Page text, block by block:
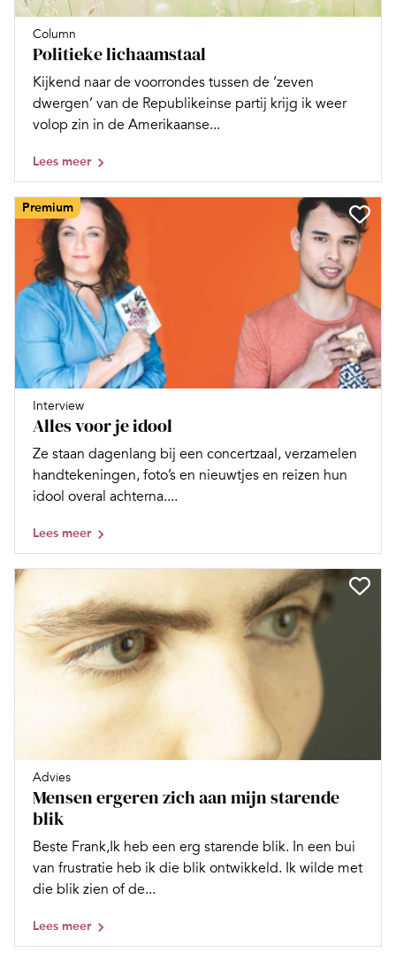
Column
Politieke lichaamstaal
Kijkend naar de voorrondes tussen de ‘zeven
dwergen’ van de Republikeinse partij krijg ik weer
volop zin in de Amerikaanse...
Lees meer
Premium
Interview
Alles voor je idool
Ze staan dagenlang bij een concertzaal, verzamelen
handtekeningen, foto’s en nieuwtjes en reizen hun
idool overal achterna....
Lees meer
Advies
Mensen ergeren zich aan mijn starende
blik
Beste Frank,Ik heb een erg starende blik. In een bui
van frustratie heb ik die blik ontwikkeld. Ik wilde met
die blik zien of de...
Lees meer